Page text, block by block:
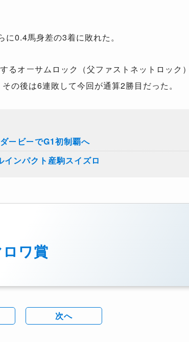
0.4馬身差の3着に敗れた。
オーサムロック（父ファストネットロック
の後は6連敗して今回が通算2勝目だった。
ービーでG1初制覇へ
ンパクト産駒スイズロ
ワ賞
次へ